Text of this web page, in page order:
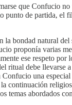
que Confucio
punto de partida, el
la bondad natural
proponía varias
ese respeto
ritual debe llevarse
Confucio una
continuación
temas abordados